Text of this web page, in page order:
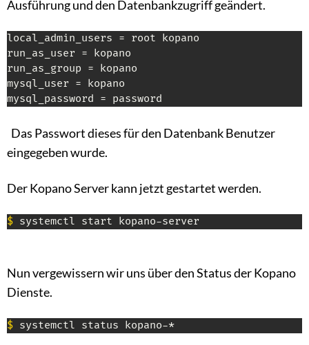
Ausführung und den Datenbankzugriff geändert.
local_admin_users = root kopano
run_as_user = kopano
run_as_group = kopano
mysql_user = kopano
mysql_password = password
Das Passwort dieses für den Datenbank Benutzer
eingegeben wurde.
Der Kopano Server kann jetzt gestartet werden.
$ systemctl start kopano-server
Nun vergewissern wir uns über den Status der Kopano
Dienste.
$ systemctl status kopano-*